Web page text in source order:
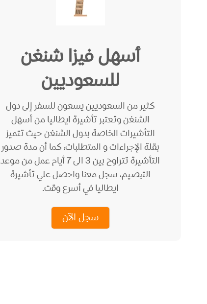
أسهل فيزا شنغن
للسعوديين
كثير من السعوديين يسعون للسفر إلى دول
الشنغن وتعتبر تأشيرة ايطاليا من أسهل
التأشيرات الخاصة بدول الشنغن حيث تتميز
بقلة الإجراءات و المتطلبات، كما أن مدة صدور
التأشيرة تتراوح بين 3 الى 7 أيام عمل من موعد
التبصيم، سجل معنا واحصل علي تأشيرة
ايطاليا في أسرع وقت.
سجل الآن